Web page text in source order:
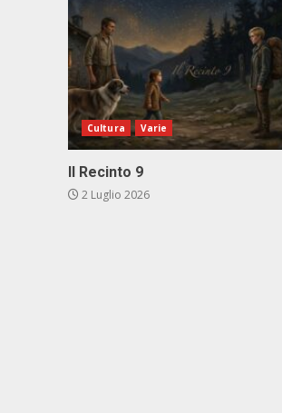
Cultura Varie
Il Recinto 9
2 Luglio 2026